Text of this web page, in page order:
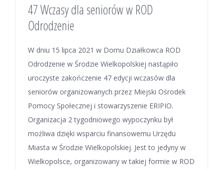
47 Wczasy dla seniorów w ROD
Odrodzenie
W dniu 15 lipca 2021 w Domu Działkowca ROD
Odrodzenie w Środzie Wielkopolskiej nastąpiło
uroczyste zakończenie 47 edycji wczasów dla
seniorów organizowanych przez Miejski Ośrodek
Pomocy Społecznej i stowarzyszenie ERIPIO.
Organizacja 2 tygodniowego wypoczynku był
możliwa dzięki wsparciu finansowemu Urzędu
Miasta w Środzie Wielkopolskiej. Jest to jedyny w
Wielkopolsce, organizowany w takiej formie w ROD